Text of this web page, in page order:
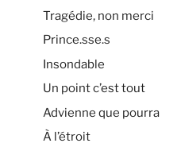
Tragédie, non merci
Prince.sse.s
Insondable
Un point c’est tout
Advienne que pourra
À l’étroit